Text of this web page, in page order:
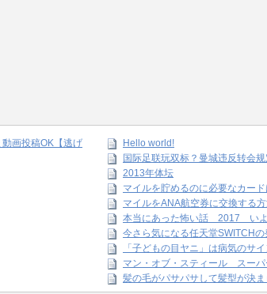
画投稿OK【逃げ
Hello world!
国际足联玩双标？曼城违反转会
2013年体坛
マイルを貯めるのに必要なカー
マイルをANA航空券に交換する
本当にあった怖い話 2017 いよ
今さら気になる任天堂SWITCHの
「子どもの目ヤニ」は病気のサ
マン・オブ・スティール スー
髪の毛がパサパサして髪型が決ま